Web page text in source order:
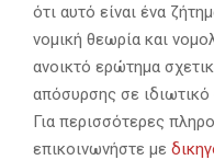
ότι αυτό είναι ένα
νομική θεωρία και
ανοικτό ερώτημα
απόσυρσης σε
Για περισσότερες
επικοινωνήστε με